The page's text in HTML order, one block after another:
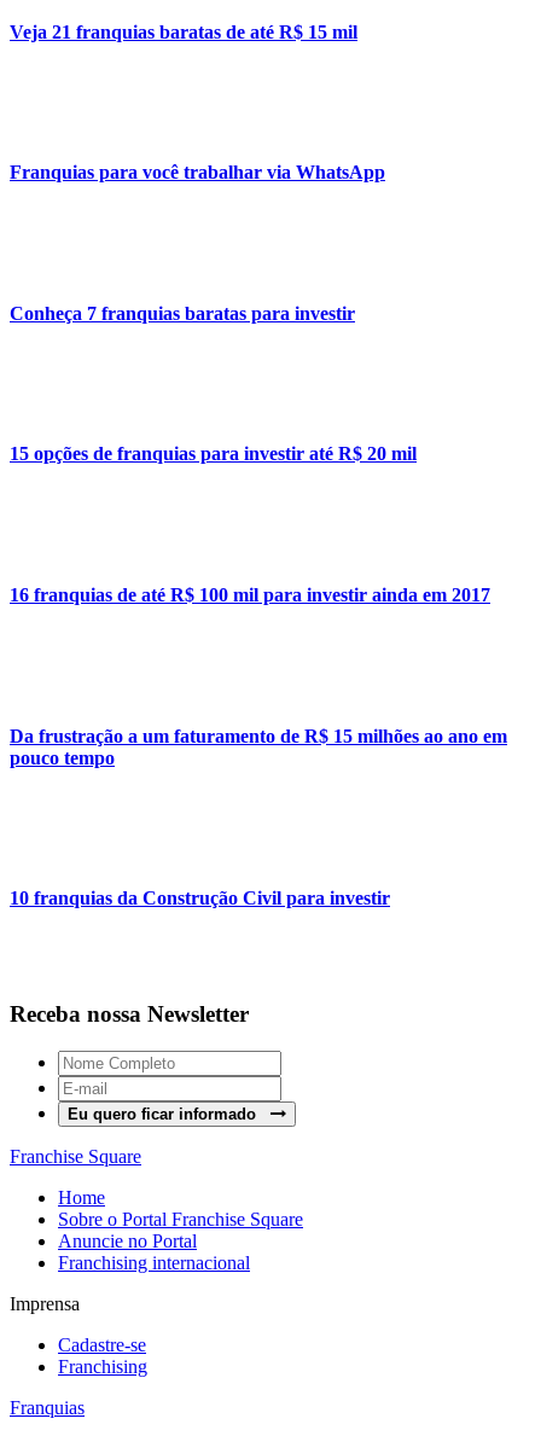
Veja 21 franquias baratas de até R$ 15 mil
Franquias para você trabalhar via WhatsApp
Conheça 7 franquias baratas para investir
15 opções de franquias para investir até R$ 20 mil
16 franquias de até R$ 100 mil para investir ainda em 2017
Da frustração a um faturamento de R$ 15 milhões ao ano em
pouco tempo
10 franquias da Construção Civil para investir
Receba nossa Newsletter
Eu quero ficar informado
Franchise Square
Home
Sobre o Portal Franchise Square
Anuncie no Portal
Franchising internacional
Imprensa
Cadastre-se
Franchising
Franquias